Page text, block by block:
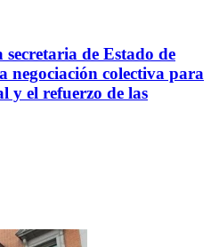
de Estado de
colectiva para
y el refuerzo de las